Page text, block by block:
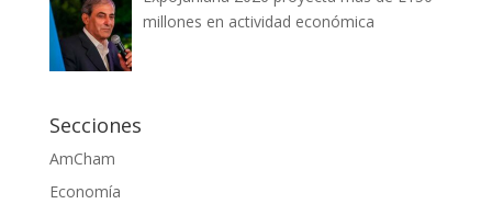
millones en actividad económica
Secciones
AmCham
Economía